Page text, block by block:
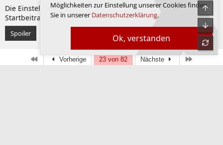
Die Einstellung ist sogar auf den BIOS Screenshots im
Startbeitrag des Apex Sammelthreads zu sehen:
Spoiler
Erste Vorherige 23 von 82 Nächste
Ok, verstanden
Möglichkeiten zur Einstellung unserer Cookies finden
Sie in unserer Datenschutzerklärung.